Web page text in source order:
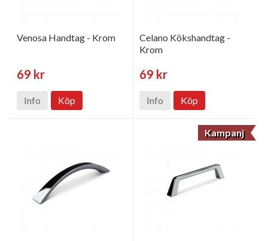
Venosa Handtag - Krom
69 kr
Info Köp
Celano Kökshandtag -
Krom
69 kr
Info Köp
Kampanj